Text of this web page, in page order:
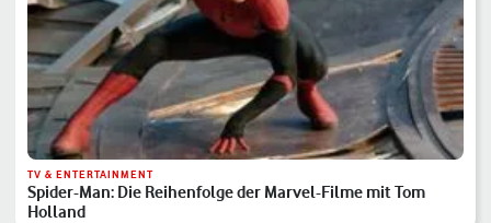
TV & ENTERTAINMENT
Spider-Man: Die Reihenfolge der Marvel-Filme mit Tom
Holland